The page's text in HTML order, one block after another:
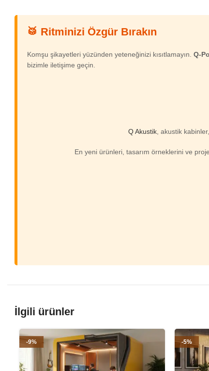
🥁 Ritminizi Özgür Bırakın
Komşu şikayetleri yüzünden yeteneğinizi kısıtlamayın. Q-
bizimle iletişime geçin.
Q Akustik , akustik
En yeni ürünleri, tasarım örneklerini ve
İlgili ürünler
-9% -5%